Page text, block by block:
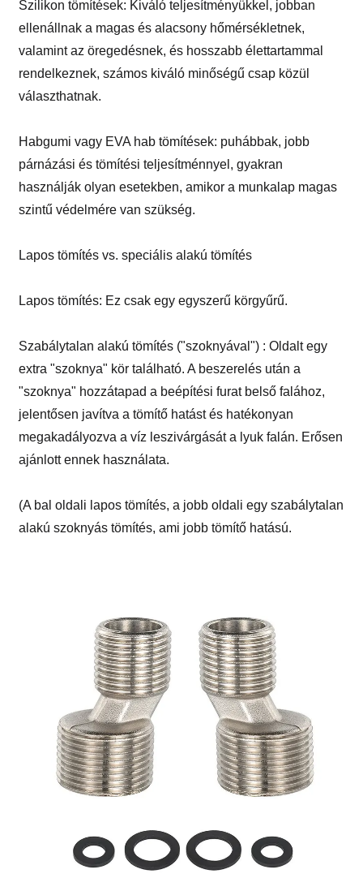
Szilikon tömítések: Kiváló teljesítményükkel, jobban
ellenállnak a magas és alacsony hőmérsékletnek,
valamint az öregedésnek, és hosszabb élettartammal
rendelkeznek, számos kiváló minőségű csap közül
választhatnak.
Habgumi vagy EVA hab tömítések: puhábbak, jobb
párnázási és tömítési teljesítménnyel, gyakran
használják olyan esetekben, amikor a munkalap magas
szintű védelmére van szükség.
Lapos tömítés vs. speciális alakú tömítés
Lapos tömítés: Ez csak egy egyszerű körgyűrű.
Szabálytalan alakú tömítés ("szoknyával") : Oldalt egy
extra "szoknya" kör található. A beszerelés után a
"szoknya" hozzátapad a beépítési furat belső falához,
jelentősen javítva a tömítő hatást és hatékonyan
megakadályozva a víz leszivárgását a lyuk falán. Erősen
ajánlott ennek használata.
(A bal oldali lapos tömítés, a jobb oldali egy szabálytalan
alakú szoknyás tömítés, ami jobb tömítő hatású.